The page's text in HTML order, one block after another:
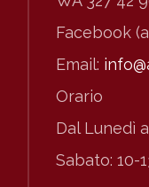
Facebook
Email:
Orario
Dal Lunedì
Sabato: 10-